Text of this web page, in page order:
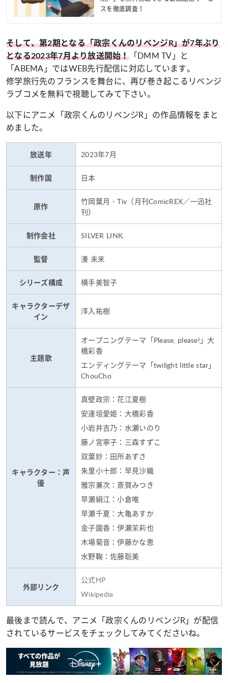
スを徹底調査！
そして、第2期となる「政宗くんのリベンジR」が7年ぶり
となる2023年7月より放送開始！「DMM TV」と
「ABEMA」ではWEB先行配信に対応しています。
修学旅行先のフランスを舞台に、再び巻き起こるリベンジ
ラブコメを無料で視聴してみて下さい。
以下にアニメ「政宗くんのリベンジR」の作品情報をまと
めました。
放送年 2023年7月
制作国 日本
原作
竹岡葉月・Tiv（月刊ComicREX／一迅社
刊）
制作会社 SILVER LINK.
監督 湊 未來
シリーズ構成 横手美智子
キャラクターデザ
イン
澤入祐樹
主題歌
オープニングテーマ「Please, please!」大
橋彩香
エンディングテーマ「twilight little star」
ChouCho
キャラクター：声
優
真壁政宗：花江夏樹
安達垣愛姫：大橋彩香
小岩井吉乃：水瀬いのり
藤ノ宮寧子：三森すずこ
双葉妙：田所あずさ
朱里小十郎：早見沙織
雅宗兼次：斎賀みつき
早瀬絹江：小倉唯
早瀬千夏：大亀あすか
金子園香：伊瀬茉莉也
木場菊音：伊藤かな恵
水野鞠：佐藤聡美
外部リンク
公式HP
Wikipedia
最後まで読んで、アニメ「政宗くんのリベンジR」が配信
されているサービスをチェックしてみてくださいね。